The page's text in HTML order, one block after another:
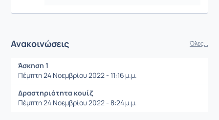
Ανακοινώσεις Όλες...
Άσκηση 1
Πέμπτη 24 Νοεμβρίου 2022 - 11:16 μ.μ.
Δραστηριότητα κουίζ
Πέμπτη 24 Νοεμβρίου 2022 - 8:24 μ.μ.